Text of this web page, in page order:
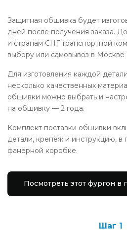
Защитная обшивка будет
дней после получения заказа.
и странам СНГ транспортной
выбору или самовывоз в Москве
Для изготовления каждой
несколько качественных
обшивки можно выбрать и
на обшивку — 2 года.
Комплект поставки обшивки
детали, крепёж и инструкцию, в
фанерной коробке.
Посмотреть этот фургон в
Шаг 1